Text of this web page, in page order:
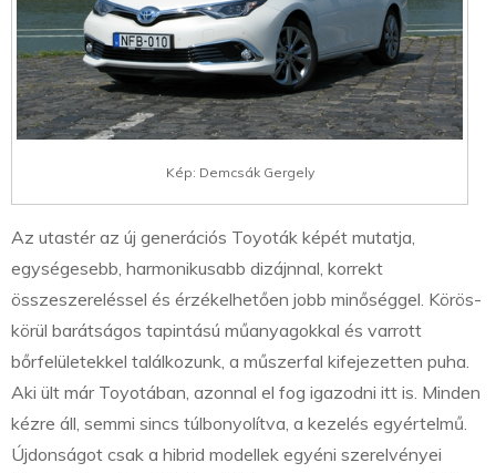
Kép: Demcsák Gergely
Az utastér az új generációs Toyoták képét mutatja,
egységesebb, harmonikusabb dizájnnal, korrekt
összeszereléssel és érzékelhetően jobb minőséggel. Körös-
körül barátságos tapintású műanyagokkal és varrott
bőrfelületekkel találkozunk, a műszerfal kifejezetten puha.
Aki ült már Toyotában, azonnal el fog igazodni itt is. Minden
kézre áll, semmi sincs túlbonyolítva, a kezelés egyértelmű.
Újdonságot csak a hibrid modellek egyéni szerelvényei